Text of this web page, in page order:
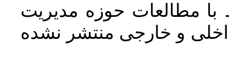
با مطالعات حوزه مديريت
و خارجی منتشر نشده